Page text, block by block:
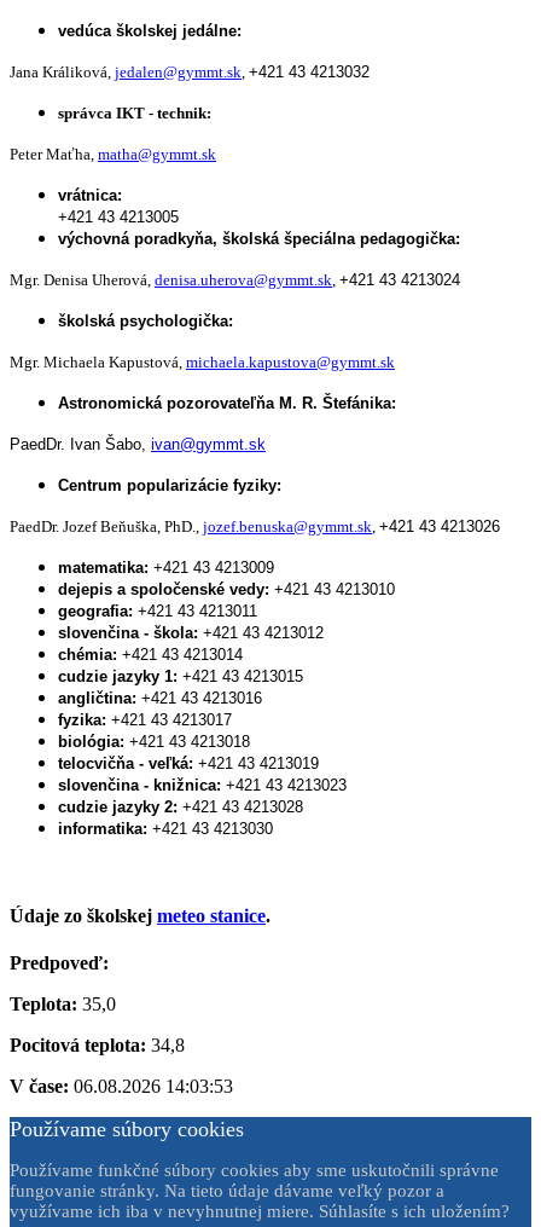
vedúca školskej jedálne:
Jana Králiková, jedalen@gymmt.sk +421 43 4213032
správca IKT - technik:
Peter Maťha, matha@gymmt.sk
vrátnica:
+421 43 4213005
výchovná poradkyňa, školská špeciálna pedagogička:
Mgr. Denisa Uherová, denisa.uherova@gymmt.sk +421 43 4213024
školská psychologička:
Mgr. Michaela Kapustová, michaela.kapustova@gymmt.sk
Astronomická pozorovateľňa M. R. Štefánika:
PaedDr. Ivan Šabo, ivan@gymmt.sk
Centrum popularizácie fyziky:
PaedDr. Jozef Beňuška, PhD., jozef.benuska@gymmt.sk +421 43 4213026
matematika: +421 43 4213009
dejepis a spoločenské vedy: +421 43 4213010
geografia: +421 43 4213011
slovenčina - škola: +421 43 4213012
chémia: +421 43 4213014
cudzie jazyky 1: +421 43 4213015
angličtina: +421 43 4213016
fyzika: +421 43 4213017
biológia: +421 43 4213018
telocvičňa - veľká: +421 43 4213019
slovenčina - knižnica: +421 43 4213023
cudzie jazyky 2: +421 43 4213028
informatika: +421 43 4213030
Údaje zo školskej meteo stanice.
Predpoveď:
Teplota: 35,0
Pocitová teplota: 34,8
V čase: 06.08.2026 14:03:53
Používame súbory cookies
Používame funkčné súbory cookies aby sme uskutočnili správne
fungovanie stránky. Na tieto údaje dávame veľký pozor a
využívame ich iba v nevyhnutnej miere. Súhlasíte s ich uložením?